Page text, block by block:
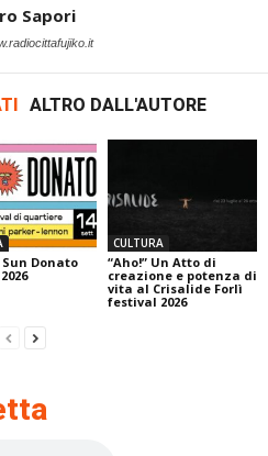
Sapori
ALTRO DALL'AUTORE
Donato
CULTURA
“Aho!” Un Atto di
creazione e potenza di
vita al Crisalide Forlì
festival 2026